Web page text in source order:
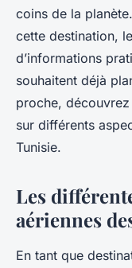
coins de la
cette destination,
d’informations
souhaitent déjà
proche,
sur différents
Tunisie.
Les
aériennes
En tant que